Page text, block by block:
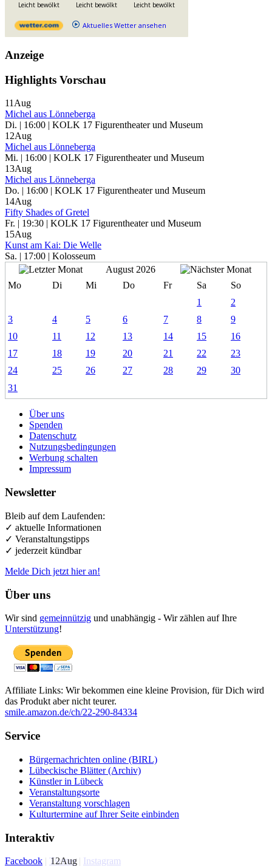
12Aug
Leicht bewölkt
Leicht bewölkt
Leicht bewölkt
Aktuelles Wetter ansehen
Anzeige
Highlights Vorschau
11Aug
Michel aus Lönneberga
Di. | 16:00 | KOLK 17 Figurentheater und Museum
12Aug
Michel aus Lönneberga
Mi. | 16:00 | KOLK 17 Figurentheater und Museum
13Aug
Michel aus Lönneberga
Do. | 16:00 | KOLK 17 Figurentheater und Museum
14Aug
Fifty Shades of Gretel
Fr. | 19:30 | KOLK 17 Figurentheater und Museum
15Aug
Kunst am Kai: Die Welle
Sa. | 17:00 | Kolosseum
August 2026
Mo
Di Mi Do Fr Sa
So
1
2
3
4 5 6 7 8
9
10
11 12 13 14 15
16
17
18 19 20 21 22
23
24
25 26 27 28 29
30
31
Über uns
Spenden
Datenschutz
Nutzungsbedingungen
Werbung schalten
Impressum
Newsletter
Bleib auf dem Laufenden:
✓ aktuelle Informationen
✓ Veranstaltungstipps
✓ jederzeit kündbar
Melde Dich jetzt hier an!
Über uns
Wir sind gemeinnützig und unabhängig - Wir zählen auf Ihre
Unterstützung!
Affiliate Links: Wir bekommen eine kleine Provision, für Dich wird
das Produkt aber nicht teurer.
smile.amazon.de/ch/22-290-84334
Service
Bürgernachrichten online (BIRL)
Lübeckische Blätter (Archiv)
Künstler in Lübeck
Veranstaltungsorte
Veranstaltung vorschlagen
Kulturtermine auf Ihrer Seite einbinden
Interaktiv
Facebook | Twitter| Instagram